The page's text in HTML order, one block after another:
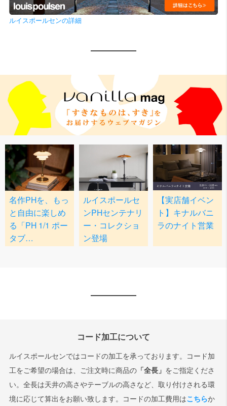
ルイスポールセンの詳細
コード加工について
ルイスポールセンではコードの加工を承っております。コード加
工をご希望の場合は、ご注文時に商品の「全長」 をご指定くださ
い。全長は天井の高さやテーブルの高さなど、取り付けされる環
境に応じて算出をお願い致します。コードの加工費用はこちらか